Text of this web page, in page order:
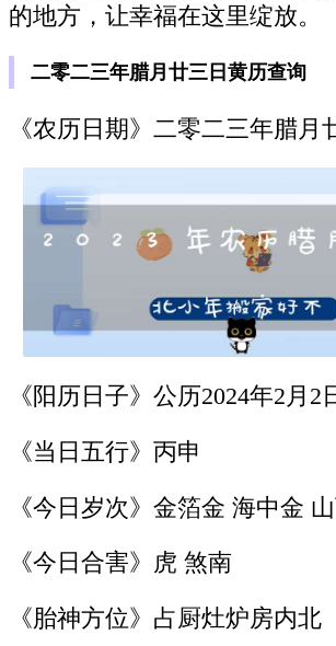
的地方，让幸福在这里绽放。
二零二三年腊月廿三日黄历查询
《农历日期》二零二三年腊月
《阳历日子》公历2024年2月2
《当日五行》丙申
《今日岁次》金箔金 海中金
《今日合害》虎 煞南
《胎神方位》占厨灶炉房内北